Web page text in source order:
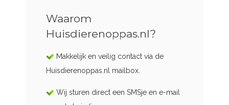
Waarom
Huisdierenoppas.nl?
Makkelijk en veilig contact via de
Huisdierenoppas.nl mailbox.
Wij sturen direct een SMSje en e-mail